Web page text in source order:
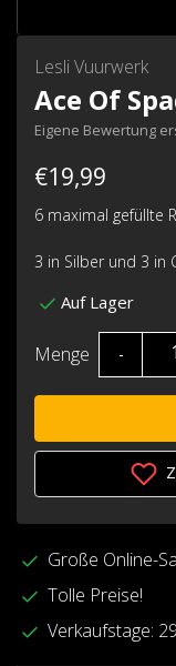
Lesli Vuurwerk
Ace Of
Eigene Bewertung
€19,99
6 maximal gefüllte
3 in Silber und 3 in
Auf Lager
Menge -
Große Online-
Tolle Preise!
Verkaufstage: